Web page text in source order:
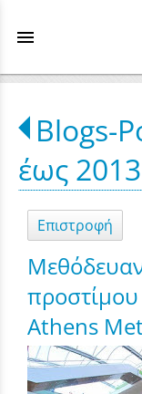
menu
Blogs-
έως 2013
Επιστροφή
Athens